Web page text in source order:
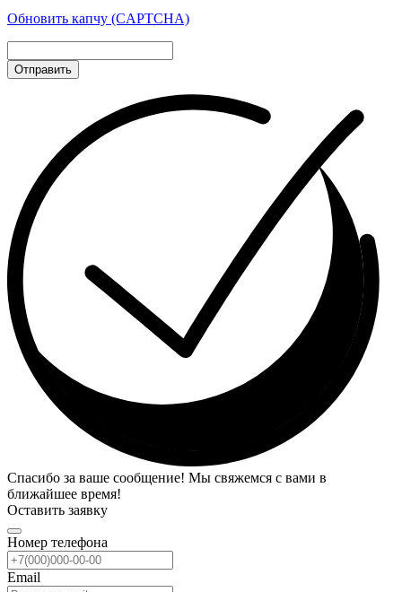
Обновить капчу (CAPTCHA)
Отправить
Спасибо за ваше сообщение! Мы свяжемся с вами в
ближайшее время!
Оставить заявку
Номер телефона
Email